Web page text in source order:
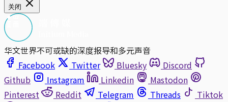
关闭
华文世界不可或缺的深度报导和多元声音
Facebook
Twitter Bluesky
Discord
Github
Instagram Linkedin
Mastodon
Pinterest
Reddit Telegram Threads
Tiktok